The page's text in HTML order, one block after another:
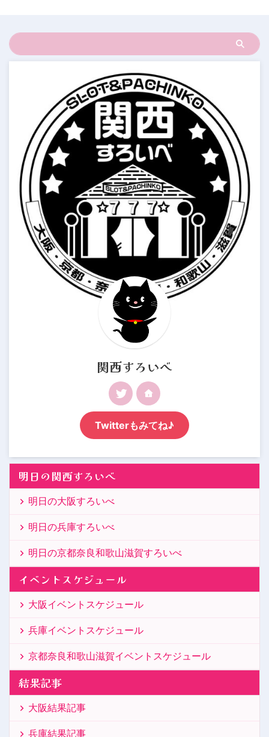
関西すろいべ
Twitterもみてね♪
明日の関西すろいべ
明日の大阪すろいべ
明日の兵庫すろいべ
明日の京都奈良和歌山滋賀すろいべ
イベントスケジュール
大阪イベントスケジュール
兵庫イベントスケジュール
京都奈良和歌山滋賀イベントスケジュール
結果記事
大阪結果記事
兵庫結果記事